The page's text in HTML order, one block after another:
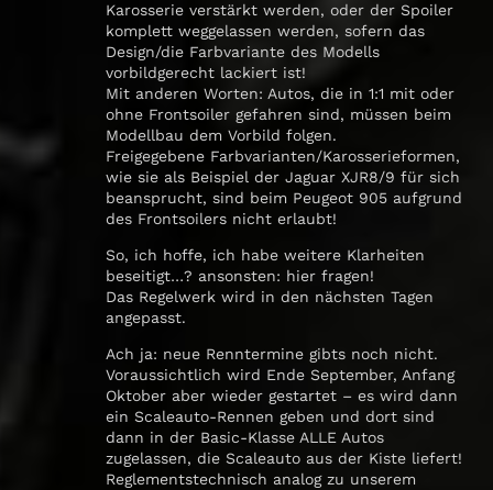
Karosserie verstärkt werden, oder der Spoiler
komplett weggelassen werden, sofern das
Design/die Farbvariante des Modells
vorbildgerecht lackiert ist!
Mit anderen Worten: Autos, die in 1:1 mit oder
ohne Frontsoiler gefahren sind, müssen beim
Modellbau dem Vorbild folgen.
Freigegebene Farbvarianten/Karosserieformen,
wie sie als Beispiel der Jaguar XJR8/9 für sich
beansprucht, sind beim Peugeot 905 aufgrund
des Frontsoilers nicht erlaubt!
So, ich hoffe, ich habe weitere Klarheiten
beseitigt…? ansonsten: hier fragen!
Das Regelwerk wird in den nächsten Tagen
angepasst.
Ach ja: neue Renntermine gibts noch nicht.
Voraussichtlich wird Ende September, Anfang
Oktober aber wieder gestartet – es wird dann
ein Scaleauto-Rennen geben und dort sind
dann in der Basic-Klasse ALLE Autos
zugelassen, die Scaleauto aus der Kiste liefert!
Reglementstechnisch analog zu unserem